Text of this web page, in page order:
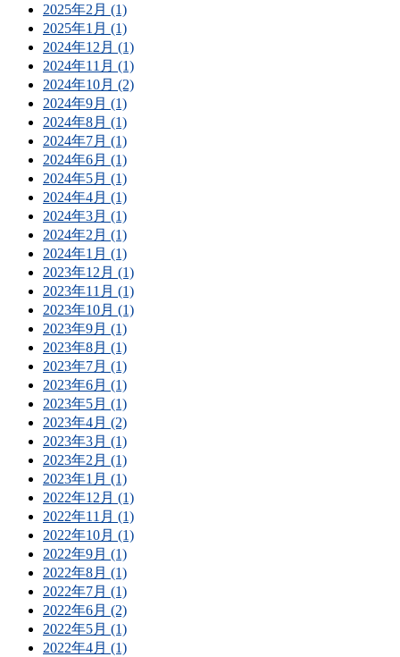
2025年2月 (1)
2025年1月 (1)
2024年12月 (1)
2024年11月 (1)
2024年10月 (2)
2024年9月 (1)
2024年8月 (1)
2024年7月 (1)
2024年6月 (1)
2024年5月 (1)
2024年4月 (1)
2024年3月 (1)
2024年2月 (1)
2024年1月 (1)
2023年12月 (1)
2023年11月 (1)
2023年10月 (1)
2023年9月 (1)
2023年8月 (1)
2023年7月 (1)
2023年6月 (1)
2023年5月 (1)
2023年4月 (2)
2023年3月 (1)
2023年2月 (1)
2023年1月 (1)
2022年12月 (1)
2022年11月 (1)
2022年10月 (1)
2022年9月 (1)
2022年8月 (1)
2022年7月 (1)
2022年6月 (2)
2022年5月 (1)
2022年4月 (1)